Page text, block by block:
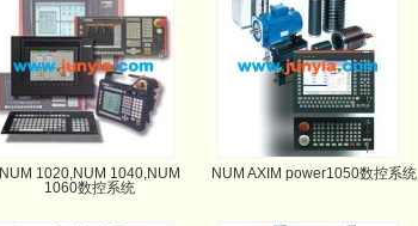
NUM 1020,NUM 1040,NUM
1060数控系统
NUM AXIM power1050数控系统